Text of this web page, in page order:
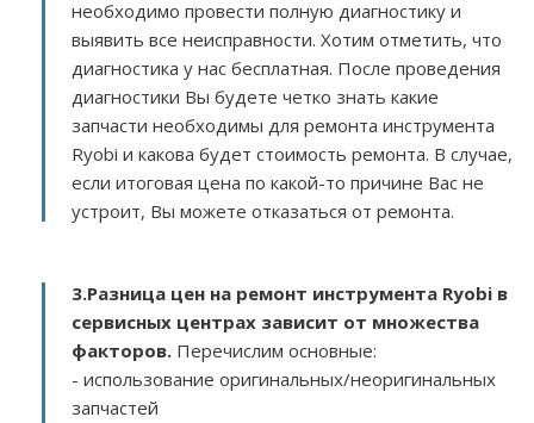
необходимо провести полную диагностику и
выявить все неисправности. Хотим отметить, что
диагностика у нас бесплатная. После проведения
диагностики Вы будете четко знать какие
запчасти необходимы для ремонта инструмента
Ryobi и какова будет стоимость ремонта. В случае,
если итоговая цена по какой-то причине Вас не
устроит, Вы можете отказаться от ремонта.
3.Разница цен на ремонт инструмента Ryobi в
сервисных центрах зависит от множества
факторов. Перечислим основные:
- использование оригинальных/неоригинальных
запчастей